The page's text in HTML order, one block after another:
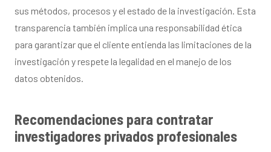
sus métodos, procesos y el estado de la investigación. Esta
transparencia también implica una responsabilidad ética
para garantizar que el cliente entienda las limitaciones de la
investigación y respete la legalidad en el manejo de los
datos obtenidos.
Recomendaciones para contratar
investigadores privados profesionales